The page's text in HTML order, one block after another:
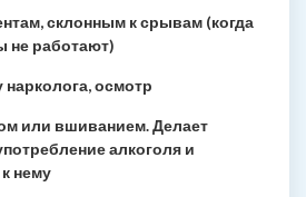
склонным к срывам (когда
не работают)
нарколога, осмотр
или вшиванием. Делает
алкоголя и
нему